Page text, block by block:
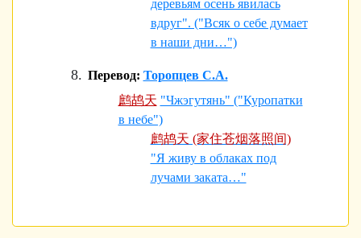
деревьям осень явилась
вдруг". ("Всяк о себе думает
в наши дни…")
Перевод: Торопцев С.А.
鹧鸪天 "Чжэгутянь" ("Куропатки
в небе")
鹧鸪天 (家住苍烟落照间)
"Я живу в облаках под
лучами заката…"